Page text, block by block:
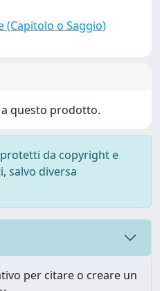
(Capitolo o Saggio)
questo prodotto.
da copyright e
salvo diversa
per citare o creare un